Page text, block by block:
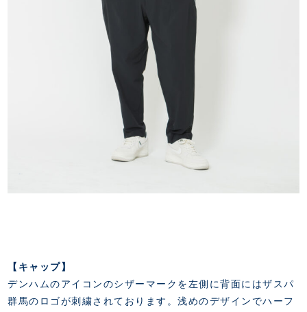
【キャップ】
デンハムのアイコンのシザーマークを左側に背面にはザスパ
群馬のロゴが刺繍されております。浅めのデザインでハーフ